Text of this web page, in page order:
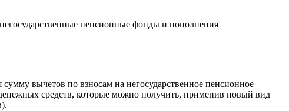
пенсионные фонды и пополнения
вычетов по взносам на негосударственное пенсионное
средств, которые можно получить, применив новый вид